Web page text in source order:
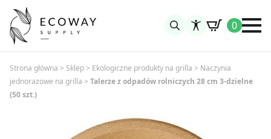
0
Strona główna > Sklep> Ekologiczne produkty na grilla > Naczynia
jednorazowe na grilla > Talerze z odpadów rolniczych 28 cm 3-dzielne
(50 szt.)